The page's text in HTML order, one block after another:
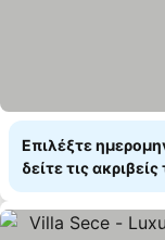
Επιλέξτε
δείτε τις ακριβείς